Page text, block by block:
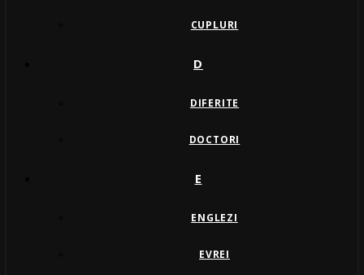
CUPLURI
D
DIFERITE
DOCTORI
E
ENGLEZI
EVREI